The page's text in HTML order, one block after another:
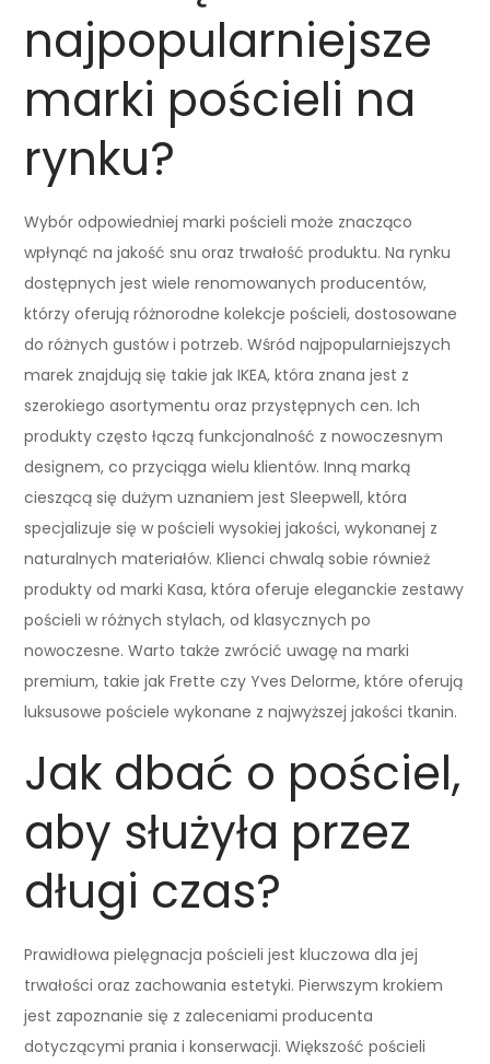
najpopularniejsze
marki pościeli na
rynku?
Wybór odpowiedniej marki pościeli może znacząco
wpłynąć na jakość snu oraz trwałość produktu. Na rynku
dostępnych jest wiele renomowanych producentów,
którzy oferują różnorodne kolekcje pościeli, dostosowane
do różnych gustów i potrzeb. Wśród najpopularniejszych
marek znajdują się takie jak IKEA, która znana jest z
szerokiego asortymentu oraz przystępnych cen. Ich
produkty często łączą funkcjonalność z nowoczesnym
designem, co przyciąga wielu klientów. Inną marką
cieszącą się dużym uznaniem jest Sleepwell, która
specjalizuje się w pościeli wysokiej jakości, wykonanej z
naturalnych materiałów. Klienci chwalą sobie również
produkty od marki Kasa, która oferuje eleganckie zestawy
pościeli w różnych stylach, od klasycznych po
nowoczesne. Warto także zwrócić uwagę na marki
premium, takie jak Frette czy Yves Delorme, które oferują
luksusowe pościele wykonane z najwyższej jakości tkanin.
Jak dbać o pościel,
aby służyła przez
długi czas?
Prawidłowa pielęgnacja pościeli jest kluczowa dla jej
trwałości oraz zachowania estetyki. Pierwszym krokiem
jest zapoznanie się z zaleceniami producenta
dotyczącymi prania i konserwacji. Większość pościeli